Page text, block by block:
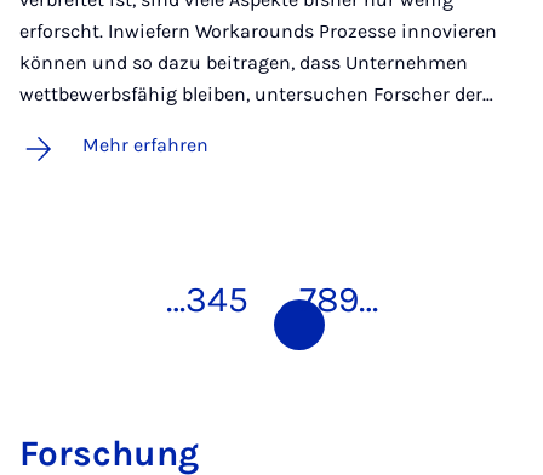
erforscht. Inwiefern Workarounds Prozesse innovieren
können und so dazu beitragen, dass Unternehmen
wettbewerbsfähig bleiben, untersuchen Forscher der…
Mehr erfahren
…345 6 789…
For­schung